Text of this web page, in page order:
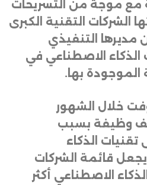
مع موجة من التسريحات
الشركات التقنية الكبرى
مديرها التنفيذي
الذكاء الاصطناعي في
بها .
خلال الشهور
فقدان 15 ألف وظيفة بسبب
تقنيات الذكاء
يجعل قائمة الشركات
الاصطناعي أكثر